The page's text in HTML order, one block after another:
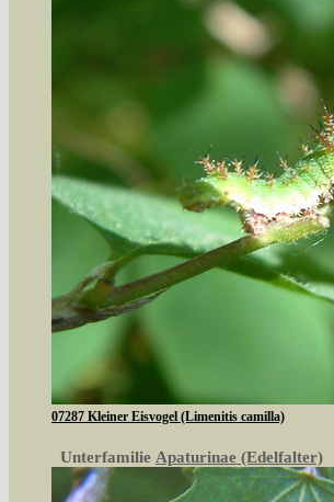
07287 Kleiner Eisvogel (Limenitis camilla)
Unterfamilie Apaturinae (Edelfalter)